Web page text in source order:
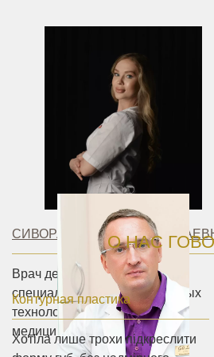
СИВОРАКША ЮЛИЯ
Врач дерматолог-косметолог,
специалист в области лазерных
технологий в эстетической
медицины.
О НАС
Контурная пластика
Хотіла лише трохи підкреслити